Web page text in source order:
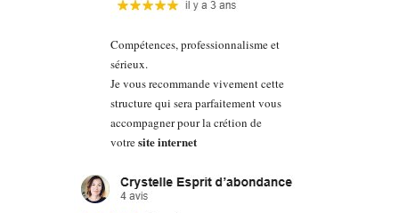
Compétences, professionnalisme et
sérieux.
Je vous recommande vivement cette
structure qui sera parfaitement vous
accompagner pour la crétion de
votresite internet